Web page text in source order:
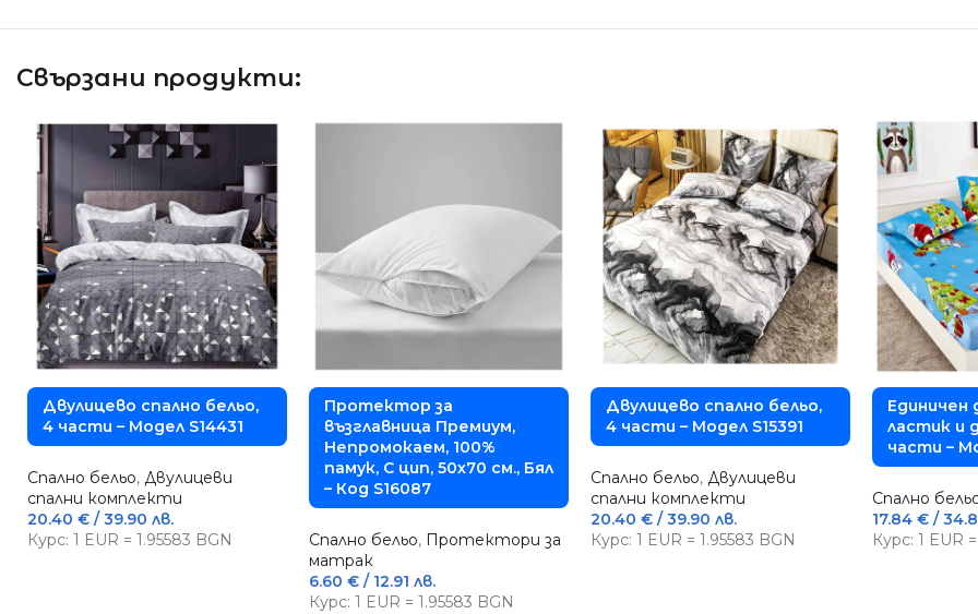
Свързани продукти:
Двулицево спално бельо,
4 части – Модел S14431
Спално бельо, Двулицеви
спални комплекти
20.40 € / 39.90 лв.
Курс: 1 EUR = 1.95583 BGN
Протектор за
възглавница Премиум,
Непромокаем, 100%
памук, С цип, 50х70 см., Бял
– Код S16087
Спално бельо, Протектори за
матрак
6.60 € / 12.91 лв.
Курс: 1 EUR = 1.95583 BGN
Двулицево спално бельо,
4 части – Модел S15391
Спално бельо, Двулицеви
спални комплекти
20.40 € / 39.90 лв.
Курс: 1 EUR = 1.95583 BGN
Единичен
ластик и
части –
Спално
17.84 € /
Курс: 1 EUR